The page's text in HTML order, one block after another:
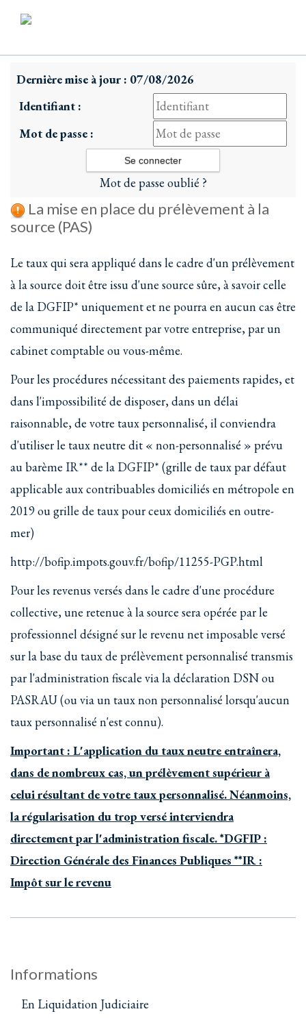
Dernière mise à jour : 07/08/2026
Identifiant :
Mot de passe :
Mot de passe oublié ?
La mise en place du prélèvement à la
source (PAS)
Le taux qui sera appliqué dans le cadre d'un prélèvement
à la source doit être issu d'une source sûre, à savoir celle
de la DGFIP* uniquement et ne pourra en aucun cas être
communiqué directement par votre entreprise, par un
cabinet comptable ou vous-même.
Pour les procédures nécessitant des paiements rapides, et
dans l'impossibilité de disposer, dans un délai
raisonnable, de votre taux personnalisé, il conviendra
d'utiliser le taux neutre dit « non-personnalisé » prévu
au barème IR** de la DGFIP* (grille de taux par défaut
applicable aux contribuables domiciliés en métropole en
2019 ou grille de taux pour ceux domiciliés en outre-
mer)
http://bofip.impots.gouv.fr/bofip/11255-PGP.html
Pour les revenus versés dans le cadre d'une procédure
collective, une retenue à la source sera opérée par le
professionnel désigné sur le revenu net imposable versé
sur la base du taux de prélèvement personnalisé transmis
par l'administration fiscale via la déclaration DSN ou
PASRAU (ou via un taux non personnalisé lorsqu'aucun
taux personnalisé n'est connu).
Important : L'application du taux neutre entraînera,
dans de nombreux cas, un prélèvement supérieur à
celui résultant de votre taux personnalisé. Néanmoins,
la régularisation du trop versé interviendra
directement par l'administration fiscale. *DGFIP :
Direction Générale des Finances Publiques **IR :
Impôt sur le revenu
Informations
En Liquidation Judiciaire